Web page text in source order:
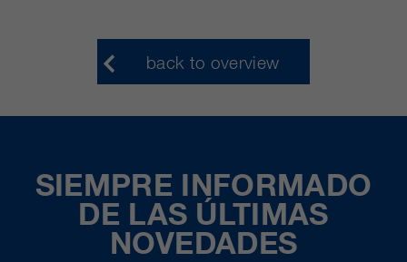
back to overview
SIEMPRE INFORMADO
DE LAS ÚLTIMAS
NOVEDADES